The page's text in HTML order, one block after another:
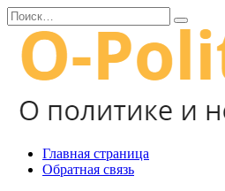
Перейти
к
содержанию
Search
for:
Главная страница
Обратная связь